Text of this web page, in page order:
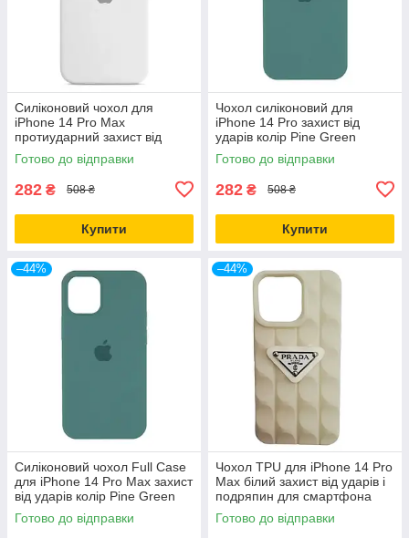
Силіконовий чохол для
iPhone 14 Pro Max
протиударний захист від
падінь колір Білий
Готово до відправки
282 ₴ 508 ₴
Купити
Чохол силіконовий для
iPhone 14 Pro захист від
ударів колір Pine Green
Готово до відправки
282 ₴ 508 ₴
Купити
–44%
Силіконовий чохол Full Case
для iPhone 14 Pro Max захист
від ударів колір Pine Green
Готово до відправки
–44%
Чохол TPU для iPhone 14 Pro
Max білий захист від ударів і
подряпин для смартфона
Готово до відправки